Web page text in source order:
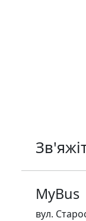
MyBus
вул.